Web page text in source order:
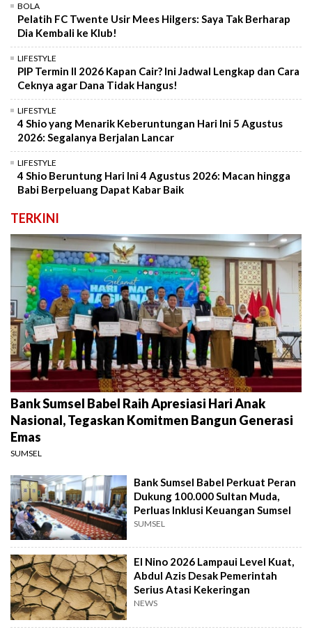
BOLA
Pelatih FC Twente Usir Mees Hilgers: Saya Tak Berharap
Dia Kembali ke Klub!
LIFESTYLE
PIP Termin II 2026 Kapan Cair? Ini Jadwal Lengkap dan Cara
Ceknya agar Dana Tidak Hangus!
LIFESTYLE
4 Shio yang Menarik Keberuntungan Hari Ini 5 Agustus
2026: Segalanya Berjalan Lancar
LIFESTYLE
4 Shio Beruntung Hari Ini 4 Agustus 2026: Macan hingga
Babi Berpeluang Dapat Kabar Baik
TERKINI
Bank Sumsel Babel Raih Apresiasi Hari Anak
Nasional, Tegaskan Komitmen Bangun Generasi
Emas
SUMSEL
Bank Sumsel Babel Perkuat Peran
Dukung 100.000 Sultan Muda,
Perluas Inklusi Keuangan Sumsel
SUMSEL
El Nino 2026 Lampaui Level Kuat,
Abdul Azis Desak Pemerintah
Serius Atasi Kekeringan
NEWS